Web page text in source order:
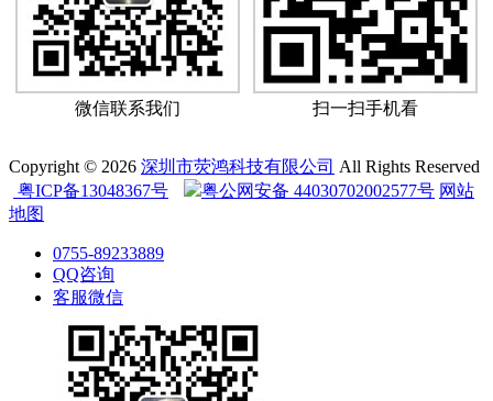
微信联系我们 扫一扫手机看
Copyright © 2026 深圳市荧鸿科技有限公司 All Rights Reserved
粤ICP备13048367号
粤公网安备 44030702002577号 网站
地图
0755-89233889
QQ咨询
客服微信